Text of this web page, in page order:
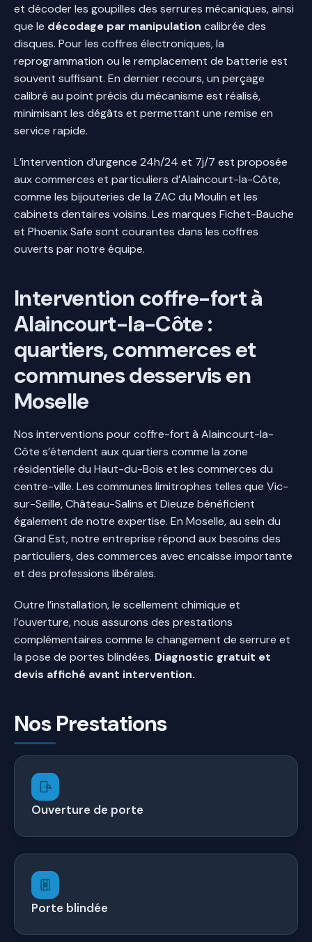
et décoder les goupilles des serrures mécaniques, ainsi
que le décodage par manipulation calibrée des
disques. Pour les coffres électroniques, la
reprogrammation ou le remplacement de batterie est
souvent suffisant. En dernier recours, un perçage
calibré au point précis du mécanisme est réalisé,
minimisant les dégâts et permettant une remise en
service rapide.
L’intervention d’urgence 24h/24 et 7j/7 est proposée
aux commerces et particuliers d’Alaincourt-la-Côte,
comme les bijouteries de la ZAC du Moulin et les
cabinets dentaires voisins. Les marques Fichet-Bauche
et Phoenix Safe sont courantes dans les coffres
ouverts par notre équipe.
Intervention coffre-fort à
Alaincourt-la-Côte :
quartiers, commerces et
communes desservis en
Moselle
Nos interventions pour coffre-fort à Alaincourt-la-
Côte s’étendent aux quartiers comme la zone
résidentielle du Haut-du-Bois et les commerces du
centre-ville. Les communes limitrophes telles que Vic-
sur-Seille, Château-Salins et Dieuze bénéficient
également de notre expertise. En Moselle, au sein du
Grand Est, notre entreprise répond aux besoins des
particuliers, des commerces avec encaisse importante
et des professions libérales.
Outre l’installation, le scellement chimique et
l’ouverture, nous assurons des prestations
complémentaires comme le changement de serrure et
la pose de portes blindées. Diagnostic gratuit et
devis affiché avant intervention.
Nos Prestations
Ouverture de porte
Porte blindée